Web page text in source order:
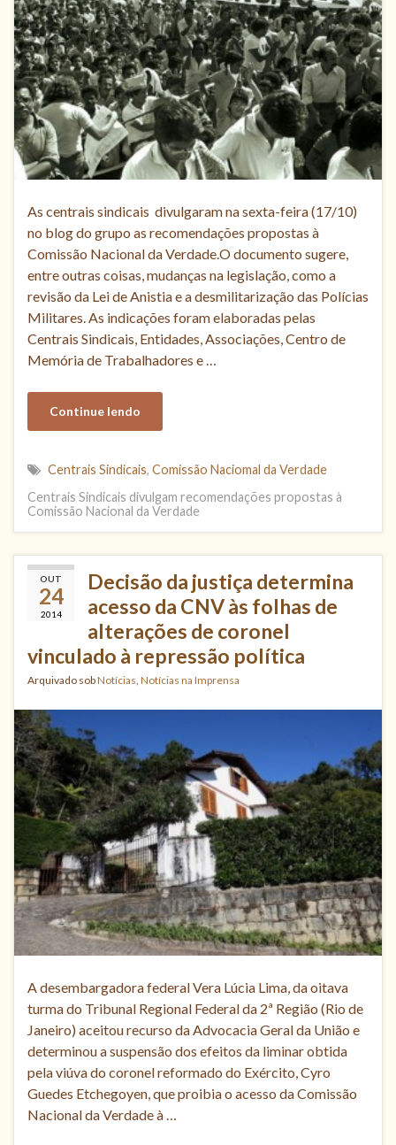
As centrais sindicais divulgaram na sexta-feira (17/10)
no blog do grupo as recomendações propostas à
Comissão Nacional da Verdade.O documento sugere,
entre outras coisas, mudanças na legislação, como a
revisão da Lei de Anistia e a desmilitarização das Polícias
Militares. As indicações foram elaboradas pelas
Centrais Sindicais, Entidades, Associações, Centro de
Memória de Trabalhadores e …
Continue lendo
Centrais Sindicais, Comissão Naciomal da Verdade
Centrais Sindicais divulgam recomendações propostas à
Comissão Nacional da Verdade
OUT
24
2014
Decisão da justiça determina
acesso da CNV às folhas de
alterações de coronel
vinculado à repressão política
Arquivado sobNotícias, Notícias na Imprensa
A desembargadora federal Vera Lúcia Lima, da oitava
turma do Tribunal Regional Federal da 2ª Região (Rio de
Janeiro) aceitou recurso da Advocacia Geral da União e
determinou a suspensão dos efeitos da liminar obtida
pela viúva do coronel reformado do Exército, Cyro
Guedes Etchegoyen, que proibia o acesso da Comissão
Nacional da Verdade à …